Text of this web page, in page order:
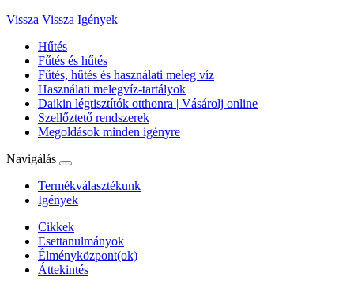
Vissza Vissza Igények
Hűtés
Fűtés és hűtés
Fűtés, hűtés és használati meleg víz
Használati melegvíz-tartályok
Daikin légtisztítók otthonra | Vásárolj online
Szellőztető rendszerek
Megoldások minden igényre
Navigálás
Termékválasztékunk
Igények
Cikkek
Esettanulmányok
Élményközpont(ok)
Áttekintés